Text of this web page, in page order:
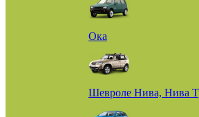
Ока
Шевроле Нива, Нива